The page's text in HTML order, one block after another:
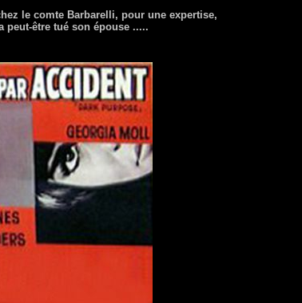
le comte Barbarelli, pour une expertise,
peut-être tué son épouse .....